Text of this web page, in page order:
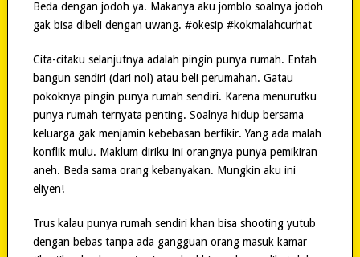
Beda dengan jodoh ya. Makanya aku jomblo soalnya jodoh
gak bisa dibeli dengan uwang. #okesip #kokmalahcurhat
Cita-citaku selanjutnya adalah pingin punya rumah. Entah
bangun sendiri (dari nol) atau beli perumahan. Gatau
pokoknya pingin punya rumah sendiri. Karena menurutku
punya rumah ternyata penting. Soalnya hidup bersama
keluarga gak menjamin kebebasan berfikir. Yang ada malah
konflik mulu. Maklum diriku ini orangnya punya pemikiran
aneh. Beda sama orang kebanyakan. Mungkin aku ini
eliyen!
Trus kalau punya rumah sendiri khan bisa shooting yutub
dengan bebas tanpa ada gangguan orang masuk kamar